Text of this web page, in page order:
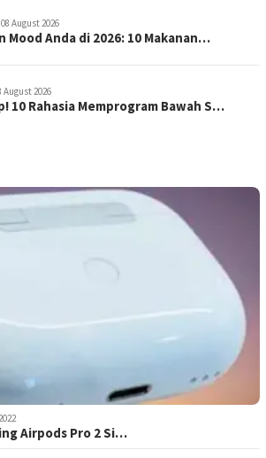
08 August 2026
Mood Anda di 2026: 10 Makanan…
August 2026
10 Rahasia Memprogram Bawah S…
Airpods Pro 2 Si…